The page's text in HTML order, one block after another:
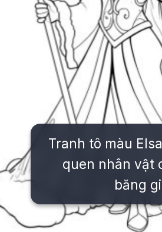
Tranh tô màu
quen nhân vật
băng